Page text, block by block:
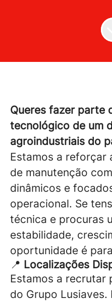
Queres fazer parte
tecnológico de um
agroindustriais do
Estamos a reforçar
de manutenção
dinâmicos e
operacional. Se
técnica e procuras
estabilidade,
oportunidade é
📍 Localizações
Estamos a recrutar
do Grupo